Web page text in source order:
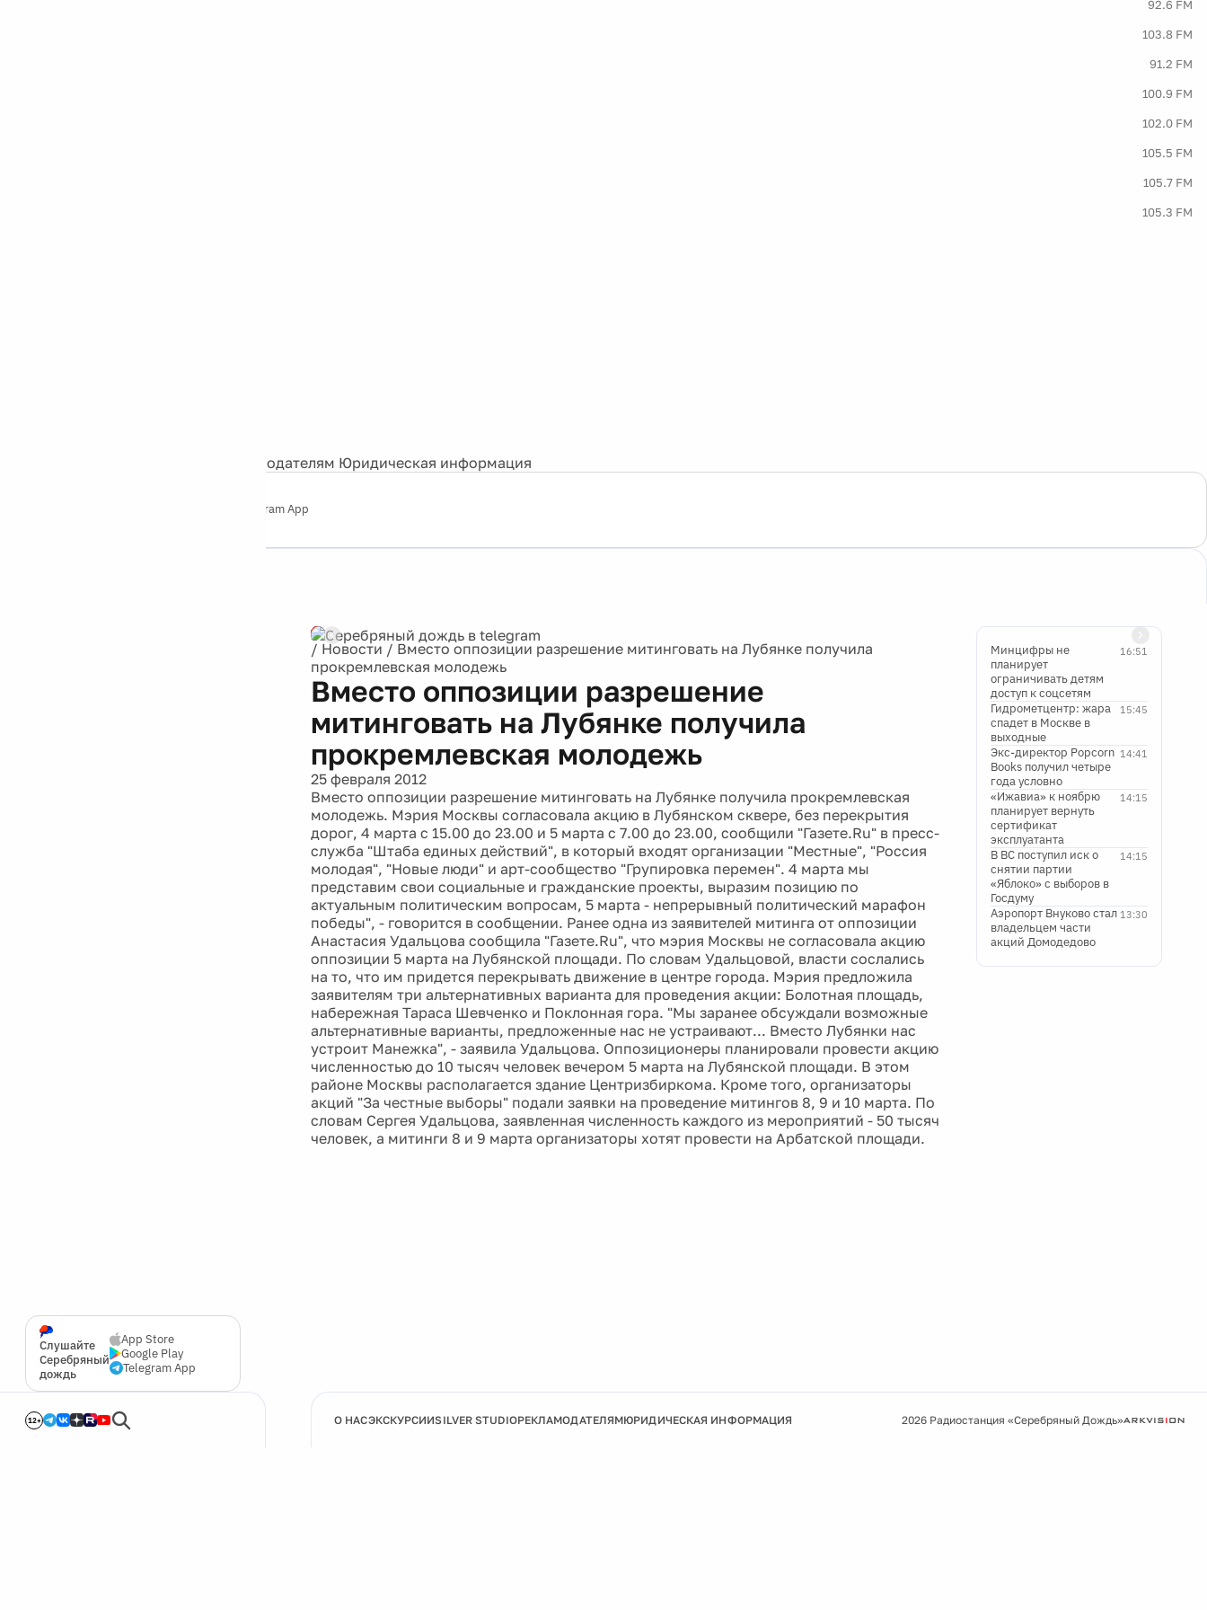
92.6 FM
103.8 FM
91.2 FM
100.9 FM
102.0 FM
105.5 FM
105.7 FM
105.3 FM
Рекламодателям Юридическая информация
Telegram App
Слушайте
Серебряный
дождь
App Store
Google Play
Telegram App
12+
/ Новости / Вместо оппозиции разрешение митинговать на Лубянке получила
прокремлевская молодежь
Вместо оппозиции разрешение
митинговать на Лубянке получила
прокремлевская молодежь
25 февраля 2012
Вместо оппозиции разрешение митинговать на Лубянке получила прокремлевская
молодежь. Мэрия Москвы согласовала акцию в Лубянском сквере, без перекрытия
дорог, 4 марта с 15.00 до 23.00 и 5 марта с 7.00 до 23.00, сообщили "Газете.Ru" в пресс-
служба "Штаба единых действий", в который входят организации "Местные", "Россия
молодая", "Новые люди" и арт-сообщество "Групировка перемен". 4 марта мы
представим свои социальные и гражданские проекты, выразим позицию по
актуальным политическим вопросам, 5 марта - непрерывный политический марафон
победы", - говорится в сообщении. Ранее одна из заявителей митинга от оппозиции
Анастасия Удальцова сообщила "Газете.Ru", что мэрия Москвы не согласовала акцию
оппозиции 5 марта на Лубянской площади. По словам Удальцовой, власти сослались
на то, что им придется перекрывать движение в центре города. Мэрия предложила
заявителям три альтернативных варианта для проведения акции: Болотная площадь,
набережная Тараса Шевченко и Поклонная гора. "Мы заранее обсуждали возможные
альтернативные варианты, предложенные нас не устраивают... Вместо Лубянки нас
устроит Манежка", - заявила Удальцова. Оппозиционеры планировали провести акцию
численностью до 10 тысяч человек вечером 5 марта на Лубянской площади. В этом
районе Москвы располагается здание Центризбиркома. Кроме того, организаторы
акций "За честные выборы" подали заявки на проведение митингов 8, 9 и 10 марта. По
словам Сергея Удальцова, заявленная численность каждого из мероприятий - 50 тысяч
человек, а митинги 8 и 9 марта организаторы хотят провести на Арбатской площади.
16:51
Минцифры не
планирует
ограничивать детям
доступ к соцсетям
15:45
Гидрометцентр: жара
спадет в Москве в
выходные
14:41
Экс-директор Popcorn
Books получил четыре
года условно
14:15
«Ижавиа» к ноябрю
планирует вернуть
сертификат
эксплуатанта
14:15
В ВС поступил иск о
снятии партии
«Яблоко» с выборов в
Госдуму
13:30
Аэропорт Внуково стал
владельцем части
акций Домодедово
О НАСЭКСКУРСИИSILVER STUDIOРЕКЛАМОДАТЕЛЯМЮРИДИЧЕСКАЯ ИНФОРМАЦИЯ 2026 Радиостанция «Серебряный Дождь»